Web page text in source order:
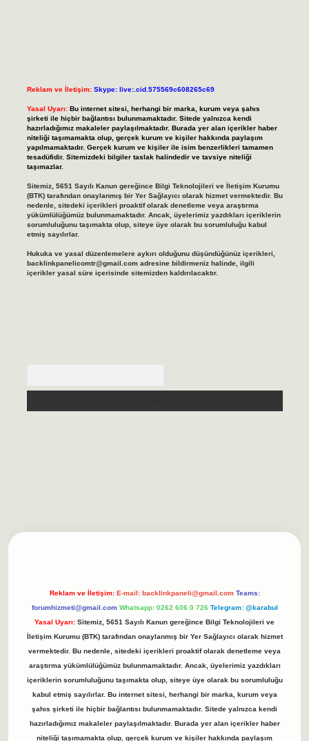
Reklam ve İletişim: Skype: live:.cid.575569c608265c69
Yasal Uyarı: Bu internet sitesi, herhangi bir marka, kurum veya şahıs
şirketi ile hiçbir bağlantısı bulunmamaktadır. Sitede yalnızca kendi
hazırladığımız makaleler paylaşılmaktadır. Burada yer alan içerikler haber
niteliği taşımamakta olup, gerçek kurum ve kişiler hakkında paylaşım
yapılmamaktadır. Gerçek kurum ve kişiler ile isim benzerlikleri tamamen
tesadüfidir. Sitemizdeki bilgiler taslak halindedir ve tavsiye niteliği
taşımazlar.
Sitemiz, 5651 Sayılı Kanun gereğince Bilgi Teknolojileri ve İletişim Kurumu
(BTK) tarafından onaylanmış bir Yer Sağlayıcı olarak hizmet vermektedir. Bu
nedenle, sitedeki içerikleri proaktif olarak denetleme veya araştırma
yükümlülüğümüz bulunmamaktadır. Ancak, üyelerimiz yazdıkları içeriklerin
sorumluluğunu taşımakta olup, siteye üye olarak bu sorumluluğu kabul
etmiş sayılırlar.
Hukuka ve yasal düzenlemelere aykırı olduğunu düşündüğünüz içerikleri,
backlinkpanelicomtr@gmail.comadresine bildirmeniz halinde, ilgili
içerikler yasal süre içerisinde sitemizden kaldırılacaktır.
Reklam ve İletişim: E-mail: backlinkpaneli@gmail.com Teams:
forumhizmeti@gmail.com Whatsapp: 0262 606 0 726 Telegram: @karabul
Yasal Uyarı: Sitemiz, 5651 Sayılı Kanun gereğince Bilgi Teknolojileri ve
İletişim Kurumu (BTK) tarafından onaylanmış bir Yer Sağlayıcı olarak hizmet
vermektedir. Bu nedenle, sitedeki içerikleri proaktif olarak denetleme veya
araştırma yükümlülüğümüz bulunmamaktadır. Ancak, üyelerimiz yazdıkları
içeriklerin sorumluluğunu taşımakta olup, siteye üye olarak bu sorumluluğu
kabul etmiş sayılırlar. Bu internet sitesi, herhangi bir marka, kurum veya
şahıs şirketi ile hiçbir bağlantısı bulunmamaktadır. Sitede yalnızca kendi
hazırladığımız makaleler paylaşılmaktadır. Burada yer alan içerikler haber
niteliği taşımamakta olup, gerçek kurum ve kişiler hakkında paylaşım